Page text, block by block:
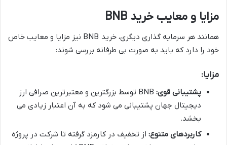
مزایا و معایب خرید BNB
همانند هر سرمایه گذاری دیگری، خرید BNB نیز مزایا و معایب خاص
خود را دارد که باید به صورت بی طرفانه بررسی شوند:
مزایا:
پشتیبانی قوی:
BNB توسط بزرگترین و معتبرترین صرافی ارز
دیجیتال جهان پشتیبانی می شود که به آن اعتبار زیادی می
بخشد.
کاربردهای متنوع: از تخفیف در کارمزد گرفته تا شرکت در پروژه